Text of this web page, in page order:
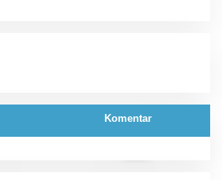
Komentar